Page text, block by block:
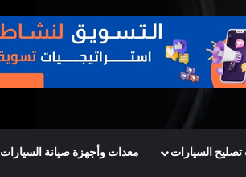
السيارات معدات وأجهزة صيانة السيارات